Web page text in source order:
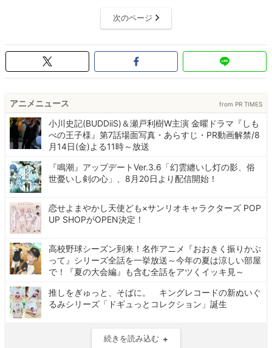
次のページ
アニメニュース from PR TIMES
小川史記(BUDDiiS)＆瀬戸利樹W主演 金曜ドラマ『しも
べの王子様』第7話場面写真・あらすじ・PR動画解禁/8
月14日(金)よる11時～放送
『鳴潮』アップデートVer.3.6「幻雲纏いし灯の影、俗
世憂いし剣の心」、8月20日より配信開始！
恋せよまやかし天使ども×サンリオキャラクターズ POP
UP SHOPがOPEN決定！
高校野球シーズン到来！名作アニメ『おおきく振りかぶ
って』シリーズ全話を一挙放送～今年の夏は涼しい部屋
で！『夏の大会編』も含む全話をアツくイッキ見～
推しをぎゅっと、そばに。 キングレコードの新ぬいぐ
るみシリーズ「ドギュっとコレクション」誕生
続きを読み込む